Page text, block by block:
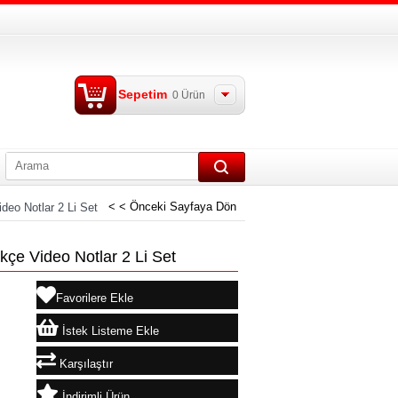
Sepetim 0 Ürün
Notlar 2 Li Set < < Önceki Sayfaya Dön
Video Notlar 2 Li Set
Favorilere Ekle
İstek Listeme Ekle
Karşılaştır